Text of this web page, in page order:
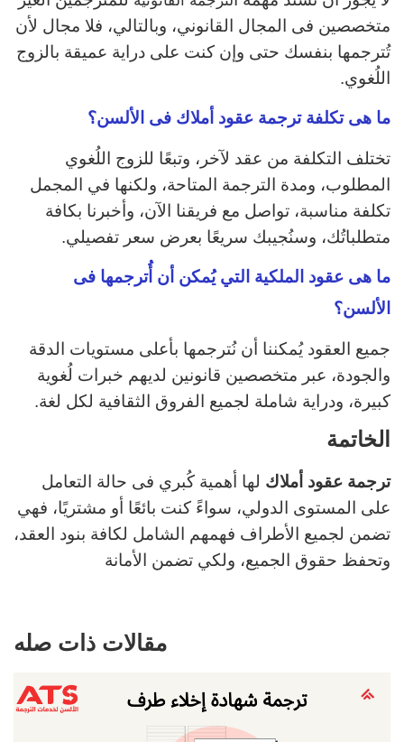
متخصصين فى المجال القانوني، وبالتالي، فلا مجال لأن
تُترجمها بنفسك حتى وإن كنت على دراية عميقة بالزوج
اللُغوي.
ما هى تكلفة ترجمة عقود أملاك فى الألسن؟
تختلف التكلفة من عقد لآخر، وتبعًا للزوج اللُغوي
المطلوب، ومدة الترجمة المتاحة، ولكنها في المجمل
تكلفة مناسبة، تواصل مع فريقنا الآن، وأخبرنا بكافة
متطلباتُك، وسنُجيبك سريعًا بعرض سعر تفصيلي.
ما هى عقود الملكية التي يُمكن أن أُترجمها فى
الألسن؟
جميع العقود يُمكننا أن نُترجمها بأعلى مستويات الدقة
والجودة، عبر متخصصين قانونين لديهم خبرات لُغوية
كبيرة، ودراية شاملة لجميع الفروق الثقافية لكل لغة.
الخاتمة
ترجمة عقود أملاك لها أهمية كُبري فى حالة التعامل
على المستوى الدولي، سواءً كنت بائعًا أو مشتريًا، فهي
تضمن لجميع الأطراف فهمهم الشامل لكافة بنود العقد،
وتحفظ حقوق الجميع، ولكي تضمن الأمانة
مقالات ذات صله